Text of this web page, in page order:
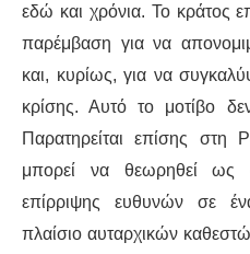
εδώ και χρόνια. Το κράτος
παρέμβαση για να
και, κυρίως, για να
κρίσης. Αυτό το μοτίβο
Παρατηρείται επίσης στη
μπορεί να θεωρηθεί ως
επίρριψης ευθυνών σε
πλαίσιο αυταρχικών